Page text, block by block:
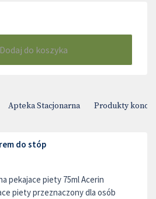
Dodaj do koszyka
Apteka Stacjonarna Produkty
do stóp
pekajace piety 75ml Acerin
piety przeznaczony dla osób